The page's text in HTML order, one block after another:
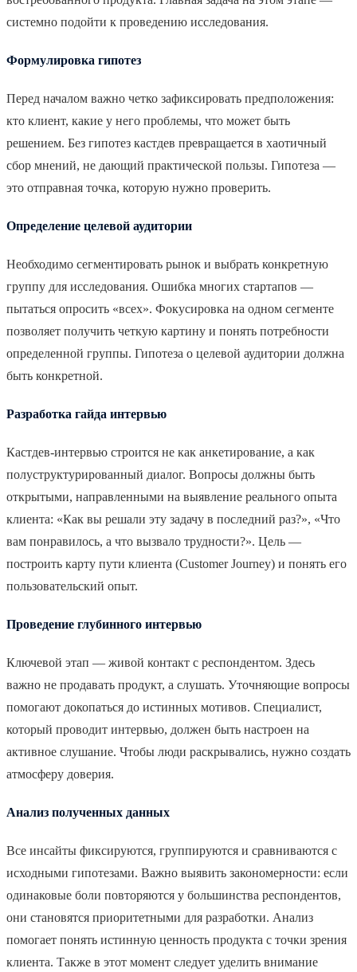
системно подойти к проведению исследования.
Формулировка гипотез
Перед началом важно четко зафиксировать предположения:
кто клиент, какие у него проблемы, что может быть
решением. Без гипотез кастдев превращается в хаотичный
сбор мнений, не дающий практической пользы. Гипотеза —
это отправная точка, которую нужно проверить.
Определение целевой аудитории
Необходимо сегментировать рынок и выбрать конкретную
группу для исследования. Ошибка многих стартапов —
пытаться опросить «всех». Фокусировка на одном сегменте
позволяет получить четкую картину и понять потребности
определенной группы. Гипотеза о целевой аудитории должна
быть конкретной.
Разработка гайда интервью
Кастдев-интервью строится не как анкетирование, а как
полуструктурированный диалог. Вопросы должны быть
открытыми, направленными на выявление реального опыта
клиента: «Как вы решали эту задачу в последний раз?», «Что
вам понравилось, а что вызвало трудности?». Цель —
построить карту пути клиента (Customer Journey) и понять его
пользовательский опыт.
Проведение глубинного интервью
Ключевой этап — живой контакт с респондентом. Здесь
важно не продавать продукт, а слушать. Уточняющие вопросы
помогают докопаться до истинных мотивов. Специалист,
который проводит интервью, должен быть настроен на
активное слушание. Чтобы люди раскрывались, нужно создать
атмосферу доверия.
Анализ полученных данных
Все инсайты фиксируются, группируются и сравниваются с
исходными гипотезами. Важно выявить закономерности: если
одинаковые боли повторяются у большинства респондентов,
они становятся приоритетными для разработки. Анализ
помогает понять истинную ценность продукта с точки зрения
клиента. Также в этот момент следует уделить внимание